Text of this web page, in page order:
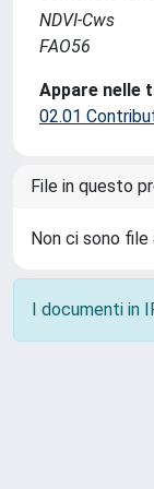
NDVI-Cws
FAO56
Appare nelle
02.01
File in questo
Non ci sono
I documenti in